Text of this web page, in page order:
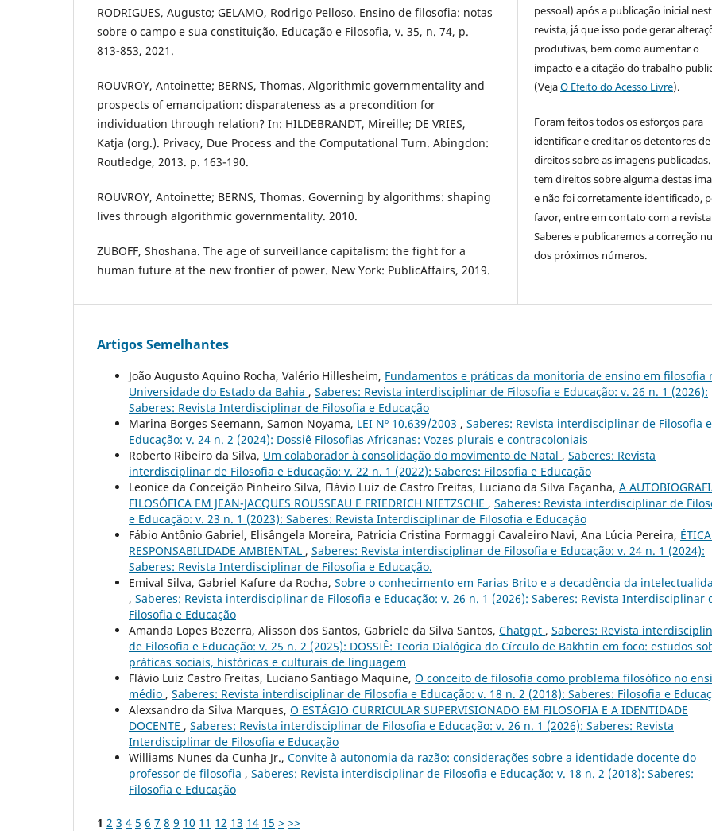
RODRIGUES, Augusto; GELAMO, Rodrigo Pelloso. Ensino de filosofia: notas
sobre o campo e sua constituição. Educação e Filosofia, v. 35, n. 74, p.
813-853, 2021.
ROUVROY, Antoinette; BERNS, Thomas. Algorithmic governmentality and
prospects of emancipation: disparateness as a precondition for
individuation through relation? In: HILDEBRANDT, Mireille; DE VRIES,
Katja (org.). Privacy, Due Process and the Computational Turn. Abingdon:
Routledge, 2013. p. 163-190.
ROUVROY, Antoinette; BERNS, Thomas. Governing by algorithms: shaping
lives through algorithmic governmentality. 2010.
ZUBOFF, Shoshana. The age of surveillance capitalism: the fight for a
human future at the new frontier of power. New York: PublicAffairs, 2019.
pessoal) após a publicação inicial
revista, já que isso pode gerar
produtivas, bem como aumentar o
impacto e a citação do trabalho
(VejaO Efeito do Acesso Livre).
Foram feitos todos os esforços para
identificar e creditar os detentores de
direitos sobre as imagens publicadas.
tem direitos sobre alguma destas
e não foi corretamente identificado,
favor, entre em contato com a revista
Saberes e publicaremos a correção
dos próximos números.
Artigos Semelhantes
João Augusto Aquino Rocha, Valério Hillesheim, Fundamentos e práticas da monitoria de ensino em filosofia
Universidade do Estado da Bahia , Saberes: Revista interdisciplinar de Filosofia e Educação: v. 26 n. 1 (2026):
Saberes: Revista Interdisciplinar de Filosofia e Educação
Marina Borges Seemann, Samon Noyama, LEI Nº 10.639/2003 , Saberes: Revista interdisciplinar de Filosofia e
Educação: v. 24 n. 2 (2024): Dossiê Filosofias Africanas: Vozes plurais e contracoloniais
Roberto Ribeiro da Silva, Um colaborador à consolidação do movimento de Natal , Saberes: Revista
interdisciplinar de Filosofia e Educação: v. 22 n. 1 (2022): Saberes: Filosofia e Educação
Leonice da Conceição Pinheiro Silva, Flávio Luiz de Castro Freitas, Luciano da Silva Façanha, A
FILOSÓFICA EM JEAN-JACQUES ROUSSEAU E FRIEDRICH NIETZSCHE , Saberes: Revista interdisciplinar de
e Educação: v. 23 n. 1 (2023): Saberes: Revista Interdisciplinar de Filosofia e Educação
Fábio Antônio Gabriel, Elisângela Moreira, Patricia Cristina Formaggi Cavaleiro Navi, Ana Lúcia Pereira,
RESPONSABILIDADE AMBIENTAL , Saberes: Revista interdisciplinar de Filosofia e Educação: v. 24 n. 1 (2024):
Saberes: Revista Interdisciplinar de Filosofia e Educação.
Emival Silva, Gabriel Kafure da Rocha, Sobre o conhecimento em Farias Brito e a decadência da
, Saberes: Revista interdisciplinar de Filosofia e Educação: v. 26 n. 1 (2026): Saberes: Revista Interdisciplinar
Filosofia e Educação
Amanda Lopes Bezerra, Alisson dos Santos, Gabriele da Silva Santos, Chatgpt , Saberes: Revista
de Filosofia e Educação: v. 25 n. 2 (2025): DOSSIÊ: Teoria Dialógica do Círculo de Bakhtin em foco: estudos
práticas sociais, históricas e culturais de linguagem
Flávio Luiz Castro Freitas, Luciano Santiago Maquine, O conceito de filosofia como problema filosófico no
médio , Saberes: Revista interdisciplinar de Filosofia e Educação: v. 18 n. 2 (2018): Saberes: Filosofia e
Alexsandro da Silva Marques, O ESTÁGIO CURRICULAR SUPERVISIONADO EM FILOSOFIA E A IDENTIDADE
DOCENTE , Saberes: Revista interdisciplinar de Filosofia e Educação: v. 26 n. 1 (2026): Saberes: Revista
Interdisciplinar de Filosofia e Educação
Williams Nunes da Cunha Jr., Convite à autonomia da razão: considerações sobre a identidade docente do
professor de filosofia , Saberes: Revista interdisciplinar de Filosofia e Educação: v. 18 n. 2 (2018): Saberes:
Filosofia e Educação
1 2 3 4 5 6 7 8 9 10 11 12 13 14 15 > >>